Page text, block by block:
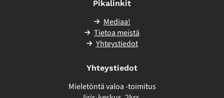
Pikalinkit
Mediaa!
Tietoa meistä
Yhteystiedot
Yhteystiedot
Mieletöntä valoa -toimitus